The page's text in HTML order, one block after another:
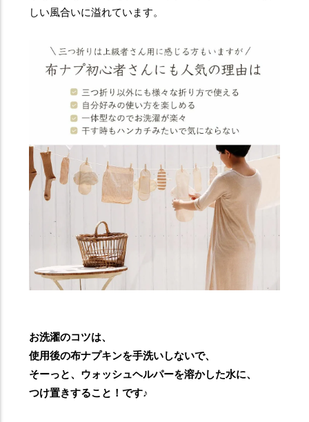
しい風合いに溢れています。
お洗濯のコツは、
使用後の布ナプキンを手洗いしないで、
そーっと、ウォッシュヘルパーを溶かした水に、
つけ置きすること！です♪